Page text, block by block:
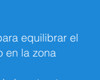
equilibrar el
en la zona